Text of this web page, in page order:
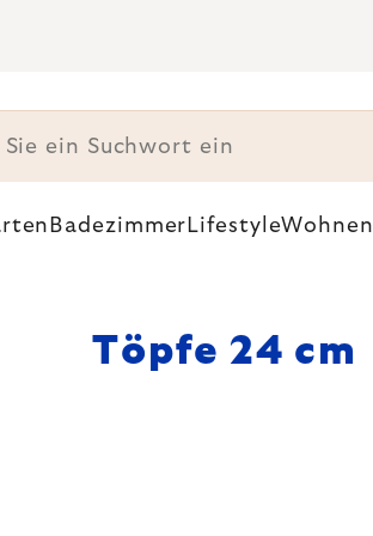
Badezimmer LifestyleWohnen
Töpfe 24 cm